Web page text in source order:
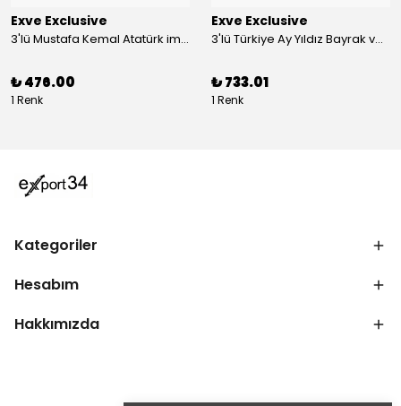
Exve Exclusive
3'lü Mustafa Kemal Atatürk imzalı ve Türkiye Ay Yıldız Bayraklı Kadın Fular Seti
₺ 476.00
1 Renk
Exve Exclusive
3'lü Türkiye Ay Yıldız Bayrak ve Mustafa Kemal Atatürk imzalı Kırmızı Siyah Yaka Mendili Seti
₺ 733.01
1 Renk
Kategoriler
Hesabım
Hakkımızda